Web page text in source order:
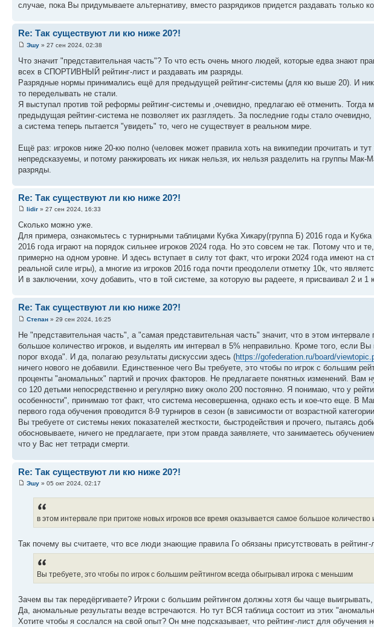
случае, пока Вы придумываете альтернативу, вместо разрядиков придется раздавать только
Re: Так существуют ли кю ниже 20?!
Эшу » 27 сен 2024, 02:38
Что значит "представительная часть"? То что есть очень много людей, которые едва знают
всех в СПОРТИВНЫЙ рейтинг-лист и раздавать им разряды.
Разрядные нормы принимались ещё для предыдущей рейтинг-системы (для кю выше 20). И
то переделывать не стали.
Я выступал против той реформы рейтинг-системы и ,очевидно, предлагаю её отменить. Тогда
предыдущая рейтинг-система не позволяет их разглядеть. За последние годы стало
а система теперь пытается "увидеть" то, чего не существует в реальном мире.
Ещё раз: игроков ниже 20-кю полно (человек может правила хоть на википедии прочитать и
непредсказуемы, и потому ранжировать их никак нельзя, их нельзя разделить на группы
разряды.
Re: Так существуют ли кю ниже 20?!
lidir » 27 сен 2024, 16:33
Сколько можно уже.
Для примера, ознакомьтесь с турнирными таблицами Кубка Хикару(группа Б) 2016 года и
2016 года играют на порядок сильнее игроков 2024 года. Но это совсем не так. Потому что и
примерно на одном уровне. И здесь вступает в силу тот факт, что игроки 2024 года имеют на
реальной силе игры), а многие из игроков 2016 года почти преодолели отметку 10к, что
И в заключении, хочу добавить, что в той системе, за которую вы радеете, я присваивал 2 и
Re: Так существуют ли кю ниже 20?!
Степан » 29 сен 2024, 16:25
Не "представительная часть", а "самая представительная часть" значит, что в этом
большое количество игроков, и выделять им интервал в 5% неправильно. Кроме того, если
порог входа". И да, полагаю результаты дискуссии здесь (https://gofederation.ru/board/
ничего нового не добавили. Единственное чего Вы требуете, это чтобы по игрок с большим
проценты "аномальных" партий и прочих факторов. Не предлагаете понятных изменений. Вам
со 120 детьми непосредственно и регулярно вижу около 200 постоянно. Я понимаю, что у
особенности", принимаю тот факт, что система несовершенна, однако есть и кое-что еще. В
первого года обучения проводится 8-9 турниров в сезон (в зависимости от возрастной
Вы требуете от системы неких показателей жесткости, быстродействия и прочего, пытаясь
обосновываете, ничего не предлагаете, при этом правда заявляете, что занимаетесь
что у Вас нет тетради смерти.
Re: Так существуют ли кю ниже 20?!
Эшу » 05 окт 2024, 02:17
в этом интервале при притоке новых игроков все время оказывается самое большое
Так почему вы считаете, что все люди знающие правила Го обязаны присутствовать в
Вы требуете, это чтобы по игрок с большим рейтингом всегда обыгрывал игрока с меньшим
Зачем вы так передёргиваете? Игроки с большим рейтингом должны хотя бы чаще
Да, аномальные результаты везде встречаются. Но тут ВСЯ таблица состоит из этих
Хотите чтобы я сослался на свой опыт? Он мне подсказывает, что рейтинг-лист для